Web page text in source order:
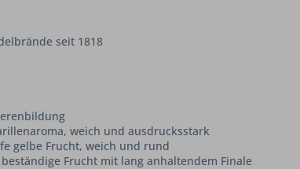
seit 1818
weich und ausdrucksstark
gelbe Frucht, weich und rund
Frucht mit lang anhaltendem Finale